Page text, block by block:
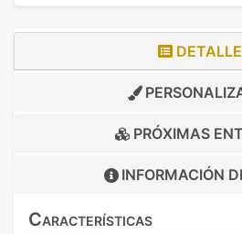
PRÓXIMAS
INFORMACIÓN
Características